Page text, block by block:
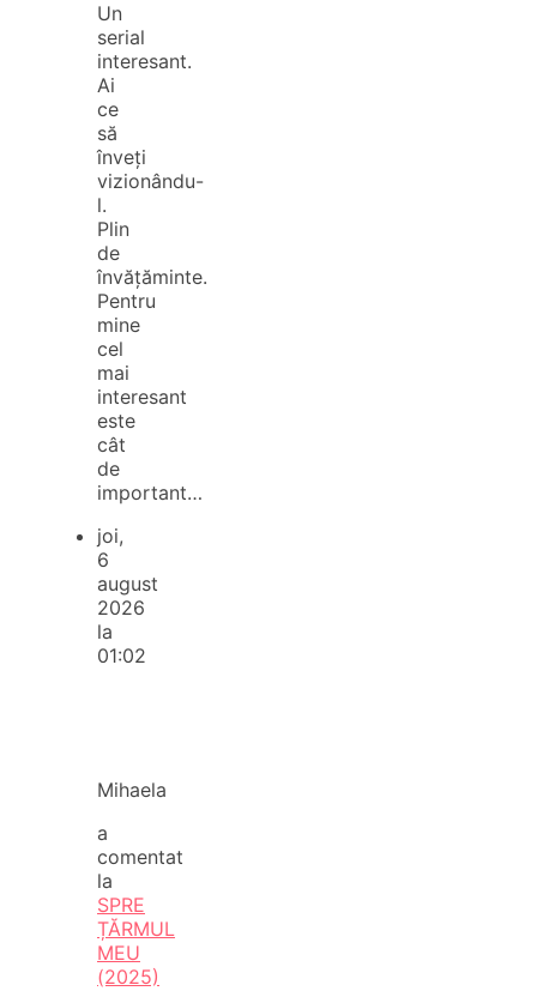
Un
serial
interesant.
Ai
ce
să
înveți
vizionându-
l.
Plin
de
învățăminte.
Pentru
mine
cel
mai
interesant
este
cât
de
important…
joi,
6
august
2026
la
01:02
Mihaela
a
comentat
la
SPRE
ȚĂRMUL
MEU
(2025)